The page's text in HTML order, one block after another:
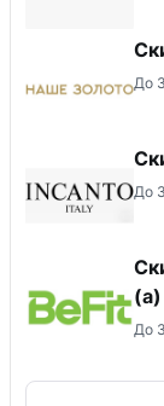
До
До
(а)
До